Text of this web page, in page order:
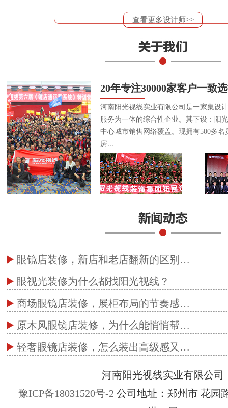
查看更多设计师>>
20年专注30000家客户一致
河南阳光视线实业有限公司是一家集设
服务为一体的综合性企业。其下设：阳
中心城市销售网络覆盖。现拥有500多
房...
眼镜店装修，新店和老店翻新的区别…
眼视光装修为什么都找阳光视线？
商场眼镜店装修，展柜布局的节奏感…
原木风眼镜店装修，为什么能悄悄帮…
轻奢眼镜店装修，怎么装出高级感又…
河南阳光视线实业有限公司
豫ICP备18031520号-2 公司地址：郑州市 花园